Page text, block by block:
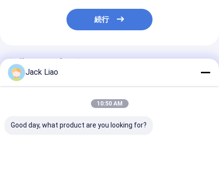
続行
推薦されたプロダクト
Jack Liao
10:50 AM
Good day, what product are you looking for?